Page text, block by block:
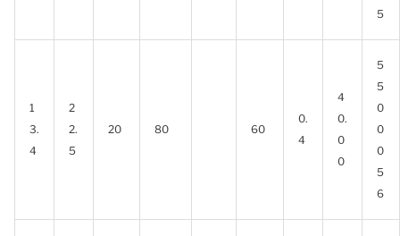
5
1
3.
4
2
2.
5
20 80 60
0.
4
4
0.
0
0
5
5
0
0
0
5
6